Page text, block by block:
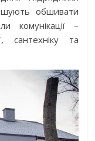
обшивати
комунікації –
сантехніку та